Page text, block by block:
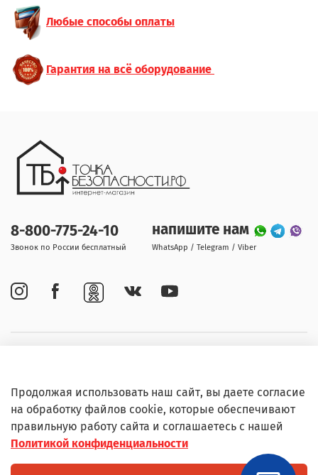
Любые способы оплаты
Гарантия на всё оборудование
Информация
8-800-775-24-10
Звонок по России бесплатный
напишите нам
WhatsApp / Telegram / Viber
Продолжая использовать наш сайт, вы даете согласие
на обработку файлов cookie, которые обеспечивают
правильную работу сайта и соглашаетесь с нашей
Политикой конфиденциальности